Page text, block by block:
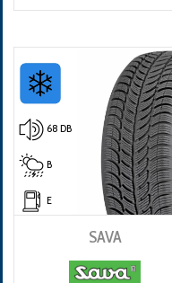
68 DB
B
E
SAVA